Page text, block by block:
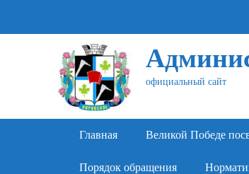
официальный сайт
Primary Menu
Skip
content
Главная Великой Победе
Порядок обращения